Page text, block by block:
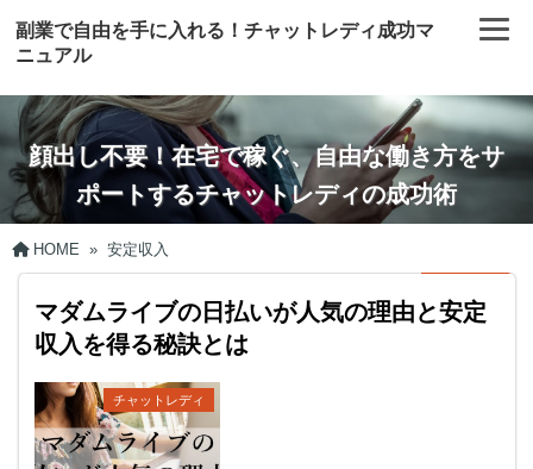
副業で自由を手に入れる！チャットレディ成功マ
ニュアル
顔出し不要！在宅で稼ぐ、自由な働き方をサ
ポートするチャットレディの成功術
HOME » 安定収入
マダムライブの日払いが人気の理由と安定
収入を得る秘訣とは
チャットレディ